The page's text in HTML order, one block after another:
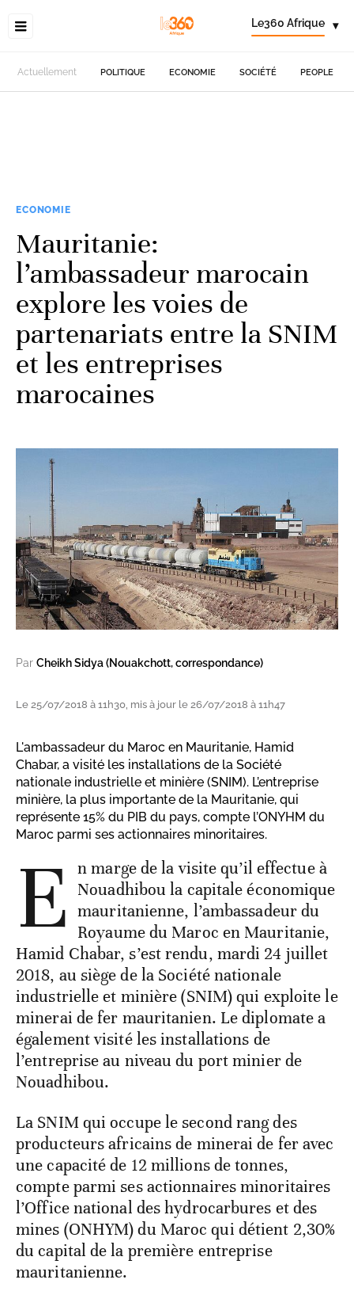
Le360 Afrique ▾
Actuellement POLITIQUE ECONOMIE SOCIÉTÉ PEOPLE
ECONOMIE
Mauritanie:
l’ambassadeur marocain
explore les voies de
partenariats entre la SNIM
et les entreprises
marocaines
Par Cheikh Sidya (Nouakchott, correspondance)
Le 25/07/2018 à 11h30, mis à jour le 26/07/2018 à 11h47
L'ambassadeur du Maroc en Mauritanie, Hamid
Chabar, a visité les installations de la Société
nationale industrielle et minière (SNIM). L’entreprise
minière, la plus importante de la Mauritanie, qui
représente 15% du PIB du pays, compte l’ONYHM du
Maroc parmi ses actionnaires minoritaires.
E n marge de la visite qu’il effectue à
Nouadhibou la capitale économique
mauritanienne, l’ambassadeur du
Royaume du Maroc en Mauritanie,
Hamid Chabar, s’est rendu, mardi 24 juillet
2018, au siège de la Société nationale
industrielle et minière (SNIM) qui exploite le
minerai de fer mauritanien. Le diplomate a
également visité les installations de
l’entreprise au niveau du port minier de
Nouadhibou.
La SNIM qui occupe le second rang des
producteurs africains de minerai de fer avec
une capacité de 12 millions de tonnes,
compte parmi ses actionnaires minoritaires
l’Office national des hydrocarbures et des
mines (ONHYM) du Maroc qui détient 2,30%
du capital de la première entreprise
mauritanienne.